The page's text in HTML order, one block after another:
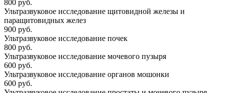
800 руб.
Ультразвуковое исследование щитовидной железы и
паращитовидных желез
900 руб.
Ультразвуковое исследование почек
800 руб.
Ультразвуковое исследование мочевого пузыря
600 руб.
Ультразвуковое исследование органов мошонки
600 руб.